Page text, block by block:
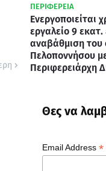
ΠΕΡΙΦΕΡΕΙΑ
Ενεργοποιείται
εργαλείο 9
αναβάθμιση του
Πελοποννήσου
Περιφερειάρχη
Θες να
Email Address *